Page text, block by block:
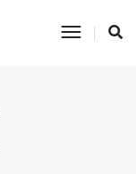
Toggle